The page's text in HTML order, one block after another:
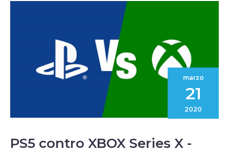
marzo
21
2020
PS5 contro XBOX Series X -